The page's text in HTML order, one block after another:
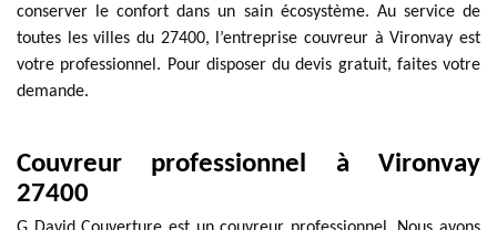
conserver le confort dans un sain écosystème. Au service de
toutes les villes du 27400, l’entreprise couvreur à Vironvay est
votre professionnel. Pour disposer du devis gratuit, faites votre
demande.
Couvreur professionnel à Vironvay
27400